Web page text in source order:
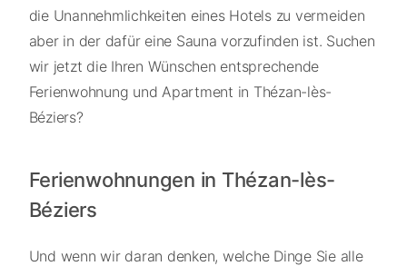
die Unannehmlichkeiten eines Hotels zu vermeiden
aber in der dafür eine Sauna vorzufinden ist. Suchen
wir jetzt die Ihren Wünschen entsprechende
Ferienwohnung und Apartment in Thézan-lès-
Béziers?
Ferienwohnungen in Thézan-lès-
Béziers
Und wenn wir daran denken, welche Dinge Sie alle